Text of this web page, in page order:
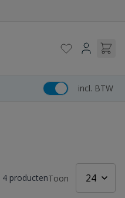
incl. BTW
4 productenToon